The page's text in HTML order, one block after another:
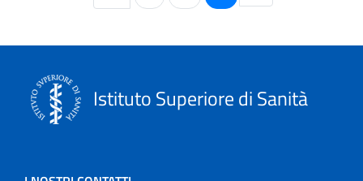
Istituto Superiore di Sanità